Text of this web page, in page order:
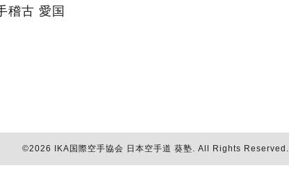
稽古 愛国
©2026 IKA国際空手協会 日本空手道 葵塾. All Rights Reserved.